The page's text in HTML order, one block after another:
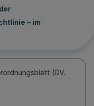
– im
(GV.